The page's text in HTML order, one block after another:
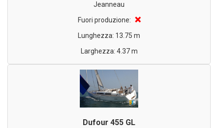
Jeanneau
Fuori produzione: ❌
Lunghezza: 13.75 m
Larghezza: 4.37 m
Dufour 455 GL